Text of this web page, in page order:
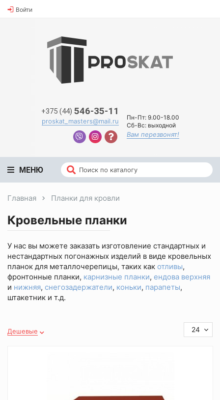
Войти
+375 (44) 546-35-11
proskat_masters@mail.ru Пн-Пт:9.00-18.00
Сб-Вс:выходной
Вам перезвонят!
МЕНЮ
Главная Планки для кровли
Кровельные планки
У нас вы можете заказать изготовление стандартных и
нестандартных погонажных изделий в виде кровельных
планок для металлочерепицы, таких как отливы,
фронтонные планки, карнизные планки, ендова верхняя
и нижняя, снегозадержатели, коньки, парапеты,
штакетник и т.д.
Дешевые 24